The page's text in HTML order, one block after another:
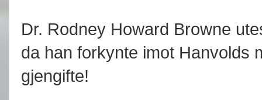
Dr. Rodney Howard Browne
da han forkynte imot Hanvolds
gjengifte!